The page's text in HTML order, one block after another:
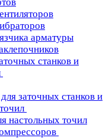
арматуры
станков и
заточных станков и
настольных точил